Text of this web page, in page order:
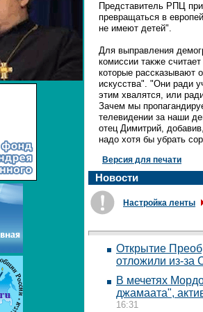
Представитель РПЦ
превращаться в
не имеют детей".
Для выправления
комиссии также
которые рассказывают
искусства". "Они ради
этим хвалятся, или
Зачем мы
телевидении за наши
отец Димитрий,
надо хотя бы убрать
Версия для печати
Новости
Настройка ленты
Открытие
отложили из-за
В мечетях
джамаата",
16:31